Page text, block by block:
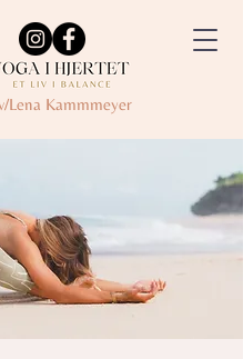
Lena Kammmeyer